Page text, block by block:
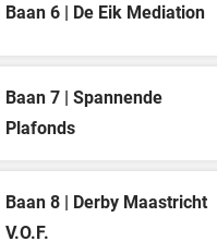
Baan 6 | De Eik Mediation
Baan 7 | Spannende
Plafonds
Baan 8 | Derby Maastricht
V.O.F.